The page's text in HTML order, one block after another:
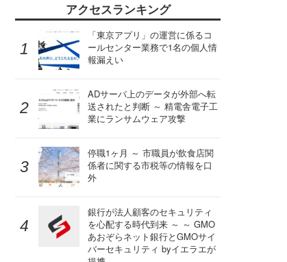
アクセスランキング
「東京アプリ」の運営に係るコ
ールセンター業務で1名の個人情
報漏えい
ADサーバ上のデータが外部へ転
送されたと判断 ～ 精電舎電子工
業にランサムウェア攻撃
停職1ヶ月 ～ 市職員が飲食店関
係者に関する市税等の情報を口
外
銀行が法人顧客のセキュリティ
を心配する時代到来 ～ ～ GMO
あおぞらネット銀行とGMOサイ
バーセキュリティ byイエラエが